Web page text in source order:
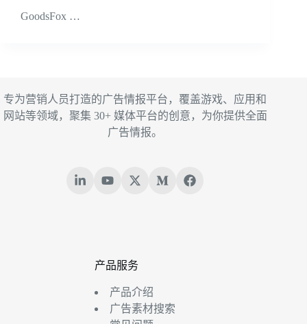
GoodsFox …
专为营销人员打造的广告情报平台，覆盖游戏、应用和
网站等领域，聚集 30+ 媒体平台的创意，为你提供全面
广告情报。
产品服务
产品介绍
广告素材搜索